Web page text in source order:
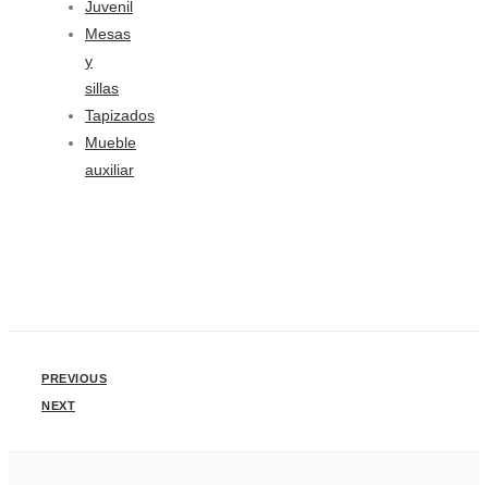
Juvenil
Mesas
y
sillas
Tapizados
Mueble
auxiliar
PREVIOUS
NEXT